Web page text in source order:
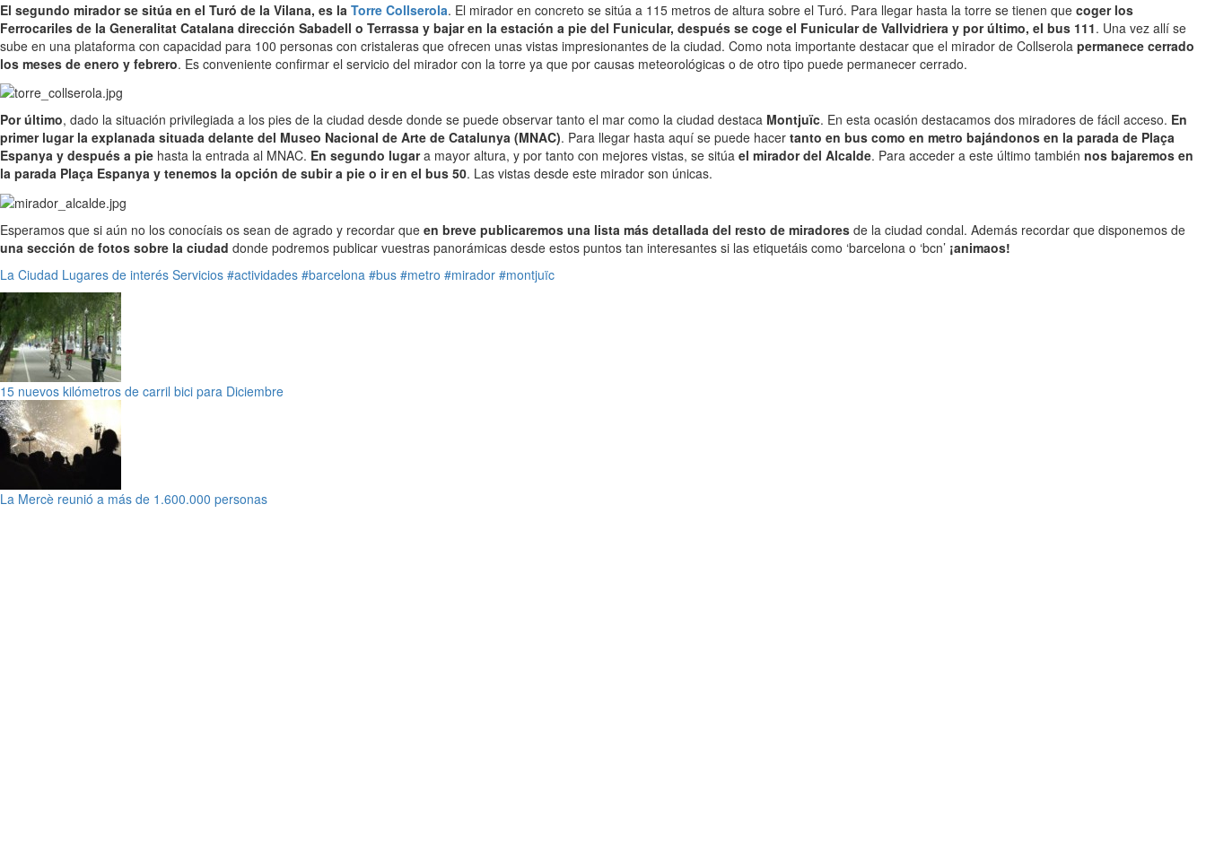
El segundo mirador se sitúa en el Turó de la Vilana, es la Torre Collserola. El mirador en concreto se sitúa a 115 metros de altura sobre el Turó. Para llegar hasta la torre se tienen que coger los
Ferrocariles de la Generalitat Catalana dirección Sabadell o Terrassa y bajar en la estación a pie del Funicular, después se coge el Funicular de Vallvidriera y por último, el bus 111. Una vez allí se
sube en una plataforma con capacidad para 100 personas con cristaleras que ofrecen unas vistas impresionantes de la ciudad. Como nota importante destacar que el mirador de Collserola permanece cerrado
los meses de enero y febrero. Es conveniente confirmar el servicio del mirador con la torre ya que por causas meteorológicas o de otro tipo puede permanecer cerrado.
Por último, dado la situación privilegiada a los pies de la ciudad desde donde se puede observar tanto el mar como la ciudad destaca Montjuïc. En esta ocasión destacamos dos miradores de fácil acceso. En
primer lugar la explanada situada delante del Museo Nacional de Arte de Catalunya (MNAC). Para llegar hasta aquí se puede hacer tanto en bus como en metro bajándonos en la parada de Plaça
Espanya y después a pie hasta la entrada al MNAC. En segundo lugara mayor altura, y por tanto con mejores vistas, se sitúa el mirador del Alcalde. Para acceder a este último también nos bajaremos en
la parada Plaça Espanya y tenemos la opción de subir a pie o ir en el bus 50. Las vistas desde este mirador son únicas.
Esperamos que si aún no los conocíais os sean de agrado y recordar que en breve publicaremos una lista más detallada del resto de miradores de la ciudad condal. Además recordar que disponemos de
una sección de fotos sobre la ciudad donde podremos publicar vuestras panorámicas desde estos puntos tan interesantes si las etiquetáis como ‘barcelona o ‘bcn’ ¡animaos!
La Ciudad Lugares de interés Servicios #actividades #barcelona #bus #metro #mirador #montjuïc
15 nuevos kilómetros de carril bici para Diciembre
La Mercè reunió a más de 1.600.000 personas